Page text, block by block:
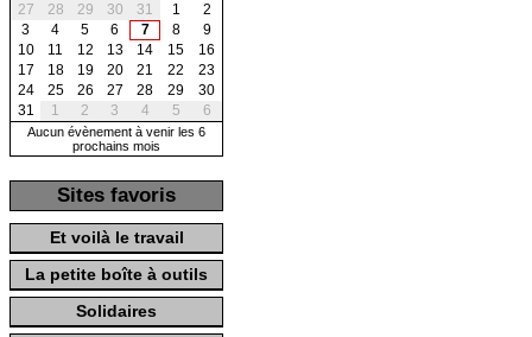
27
28 29 30 31 1
2
3
4 5 6 7 8
9
10
11 12 13 14 15
16
17
18 19 20 21 22
23
24
25 26 27 28 29
30
31
1 2 3 4 5 6
Aucun évènement à venir les 6
prochains mois
Sites favoris
Et voilà le travail
La petite boîte à outils
Solidaires